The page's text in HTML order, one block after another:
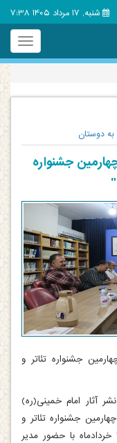
شنبه, 17 مرداد 1405 7:38
Toggle
به دوستان
جشنواره
جشنواره تئاتر و
آثار امام خمینی(ره)
جشنواره تئاتر و
نمایشنامه نویسی "روح الله" روز یکشنبه ۱۸ خردادماه با حضور مدیر